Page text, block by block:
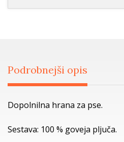
Podrobnejši opis
Dopolnilna hrana za pse.
Sestava: 100 % goveja pljuča.